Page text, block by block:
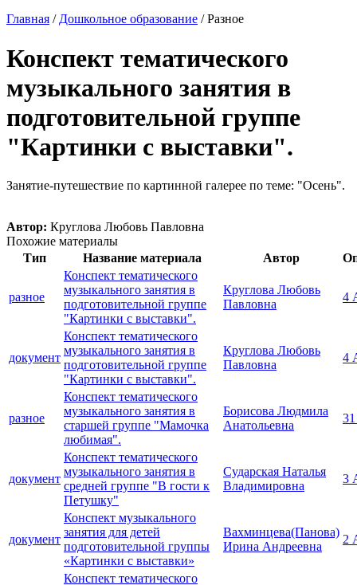
Главная / Дошкольное образование /Разное
Конспект тематического
музыкального занятия в
подготовительной группе
"Картинки с выставки".
Занятие-путешествие по картинной галерее по теме: "Осень".
Автор: Круглова Любовь Павловна
Похожие материалы
Тип
Название материала Автор
разное
Конспект тематического
музыкального занятия в
подготовительной группе
"Картинки с выставки".
Круглова Любовь
Павловна
4
документ
Конспект тематического
музыкального занятия в
подготовительной группе
"Картинки с выставки".
Круглова Любовь
Павловна
4
разное
Конспект тематического
музыкального занятия в
старшей группе "Мамочка
любимая".
Борисова Людмила
Анатольевна
документ
Конспект тематического
музыкального занятия в
средней группе "В гости к
Петушку"
Сударская Наталья
Владимировна
3
документ
Конспект музыкального
занятия для детей
подготовительной группы
«Картинки с выставки»
Вахминцева(Панова)
Ирина Андреевна
2
Конспект тематического